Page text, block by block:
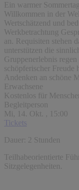
Ein warmer
Willkommen in der
Wertschätzend und
Werkbetrachtung
an. Requisiten stehen
unterstützen die
Gruppenerlebnis regen
schöpferischer Freude
Andenken an schöne
Erwachsene
Kostenlos für
Begleitperson
Mi, 14. Okt.
, 15:00
Tickets
Dauer: 2 Stunden
Teilhabeorientierte
Sitzgelegenheiten.